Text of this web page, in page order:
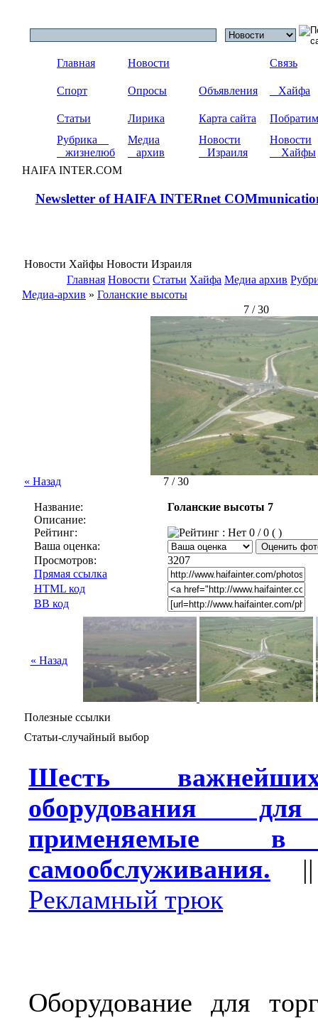
Главная Новости Связь
Спорт Опросы Объявления Хайфа
Статьи Лирика Карта сайта
Рубрика
жизнелюб
Медиа
архив
Новости
Израиля
Новости
Хайфы
HAIFA INTER.COM
Newsletter of HAIFA INTERnet
Новости Хайфы Новости Израиля
Главная Новости Статьи Хайфа Медиа архив
Медиа-архив » Голанские высоты
7 / 30
« Назад 7 / 30
Название:
Голанские высоты 7
Описание:
Рейтинг:
0 / 0 ( )
Ваша оценка:
Просмотров:
3207
Прямая ссылка
HTML код
BB код
« Назад
Полезные ссылки
Статьи-случайный выбор
Шесть
оборудования
применяемые в
самообслуживания.
Рекламный трюк
Оборудование для